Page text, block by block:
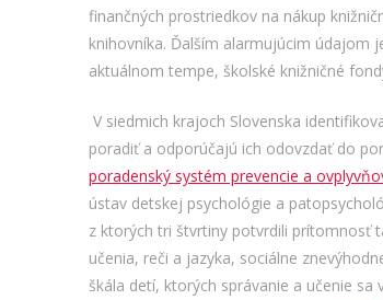
finančných prostriedkov na nákup
knihovníka. Ďalším alarmujúcim údajom
aktuálnom tempe, školské knižničné
V siedmich krajoch Slovenska
poradiť a odporúčajú ich odovzdať do
poradenský systém prevencie a
ústav detskej psychológie a
z ktorých tri štvrtiny potvrdili prítomnosť
učenia, reči a jazyka, sociálne
škála detí, ktorých správanie a učenie sa